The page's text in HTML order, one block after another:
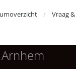
Vraag